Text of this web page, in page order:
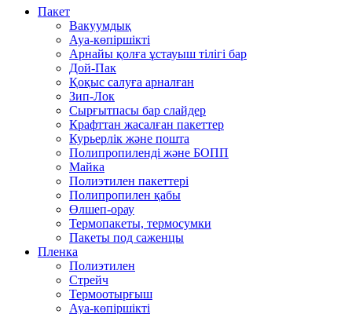
Пакет
Вакуумдық
Ауа-көпіршікті
Арнайы қолға ұстауыш тілігі бар
Дой-Пак
Қоқыс салуға арналған
Зип-Лок
Сырғытпасы бар слайдер
Крафттан жасалған пакеттер
Курьерлік және пошта
Полипропиленді және БОПП
Майка
Полиэтилен пакеттері
Полипропилен қабы
Өлшеп-орау
Термопакеты, термосумки
Пакеты под саженцы
Пленка
Полиэтилен
Стрейч
Термоотырғыш
Ауа-көпіршікті